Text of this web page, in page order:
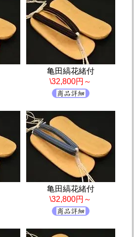
亀田縞花緒付
\32,800円～
亀田縞花緒付
\32,800円～